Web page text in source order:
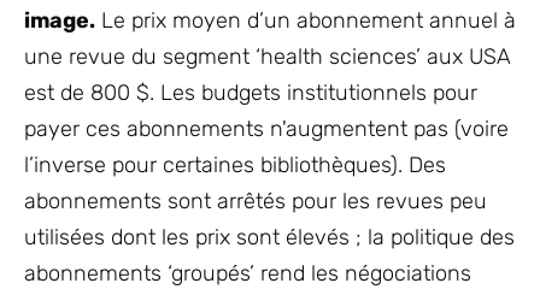
image. Le prix moyen d’un abonnement annuel à
une revue du segment ‘health sciences’ aux USA
est de 800 $. Les budgets institutionnels pour
payer ces abonnements n'augmentent pas (voire
l’inverse pour certaines bibliothèques). Des
abonnements sont arrêtés pour les revues peu
utilisées dont les prix sont élevés ; la politique des
abonnements ‘groupés’ rend les négociations